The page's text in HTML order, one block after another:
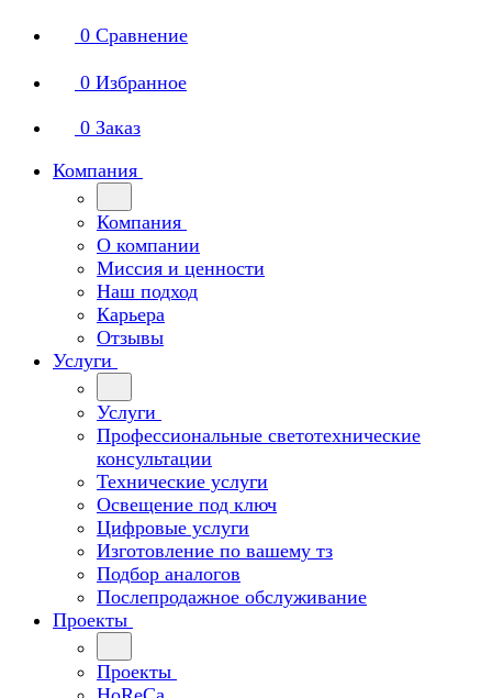
0 Сравнение
0 Избранное
0 Заказ
Компания
Компания
О компании
Миссия и ценности
Наш подход
Карьера
Отзывы
Услуги
Услуги
Профессиональные светотехнические
консультации
Технические услуги
Освещение под ключ
Цифровые услуги
Изготовление по вашему тз
Подбор аналогов
Послепродажное обслуживание
Проекты
Проекты